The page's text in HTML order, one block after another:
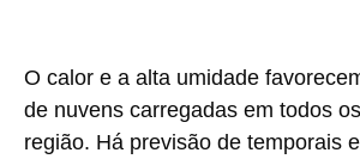
O calor e a alta umidade
de nuvens carregadas em todos
região. Há previsão de temporais